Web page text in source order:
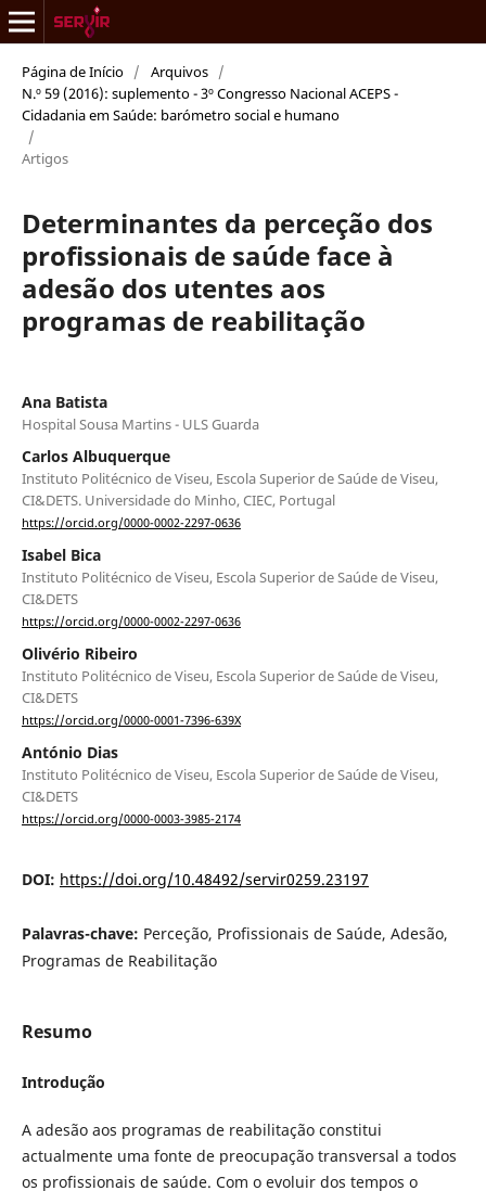
Página de Início / Arquivos /
N.º 59 (2016): suplemento - 3º Congresso Nacional ACEPS -
Cidadania em Saúde: barómetro social e humano
/
Artigos
Determinantes da perceção dos
profissionais de saúde face à
adesão dos utentes aos
programas de reabilitação
Ana Batista
Hospital Sousa Martins - ULS Guarda
Carlos Albuquerque
Instituto Politécnico de Viseu, Escola Superior de Saúde de Viseu,
CI&DETS. Universidade do Minho, CIEC, Portugal
https://orcid.org/0000-0002-2297-0636
Isabel Bica
Instituto Politécnico de Viseu, Escola Superior de Saúde de Viseu,
CI&DETS
https://orcid.org/0000-0002-2297-0636
Olivério Ribeiro
Instituto Politécnico de Viseu, Escola Superior de Saúde de Viseu,
CI&DETS
https://orcid.org/0000-0001-7396-639X
António Dias
Instituto Politécnico de Viseu, Escola Superior de Saúde de Viseu,
CI&DETS
https://orcid.org/0000-0003-3985-2174
DOI: https://doi.org/10.48492/servir0259.23197
Palavras-chave: Perceção, Profissionais de Saúde, Adesão,
Programas de Reabilitação
Resumo
Introdução
A adesão aos programas de reabilitação constitui
actualmente uma fonte de preocupação transversal a todos
os profissionais de saúde. Com o evoluir dos tempos o